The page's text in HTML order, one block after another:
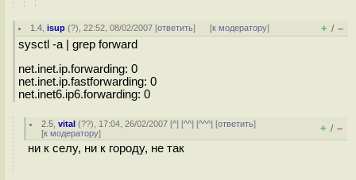
1.4 ,isup (?), 22:52, 08/02/2007 [ответить] [к модератору] + / –
sysctl -a | grep forward
net.inet.ip.forwarding: 0
net.inet.ip.fastforwarding: 0
net.inet6.ip6.forwarding: 0
2.5 ,vital (??), 17:04, 26/02/2007 [^] [^^] [^^^] [ответить]
[к модератору] + / –
ни к селу, ни к городу, не так